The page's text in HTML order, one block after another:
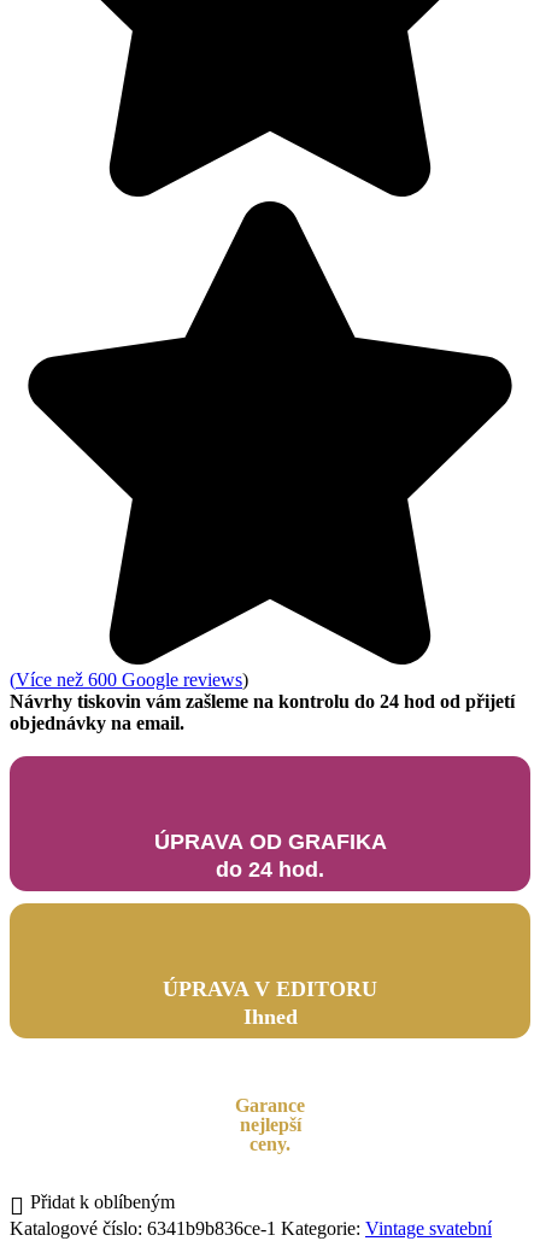
(Více než 600 Google reviews)
Návrhy tiskovin vám zašleme na kontrolu do 24 hod od přijetí
objednávky na email.
ÚPRAVA OD GRAFIKA
do 24 hod.
ÚPRAVA V EDITORU
Ihned
Garance
nejlepší
ceny.
Přidat k oblíbeným
Katalogové číslo: 6341b9b836ce-1 Kategorie: Vintage svatební